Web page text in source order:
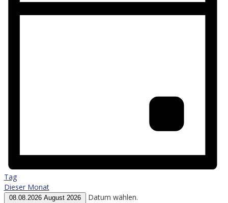
Tag
Dieser Monat
08.08.2026 August 2026 Datum wählen.